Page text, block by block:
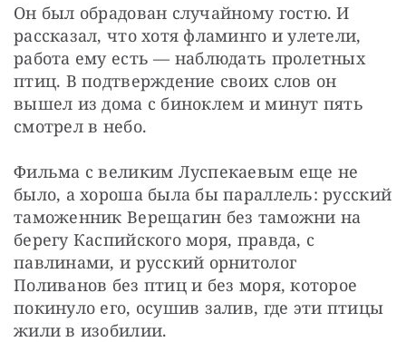
Он был обрадован случайному гостю. И
рассказал, что хотя фламинго и улетели,
работа ему есть — наблюдать пролетных
птиц. В подтверждение своих слов он
вышел из дома с биноклем и минут пять
смотрел в небо.
Фильма с великим Луспекаевым еще не
было, а хороша была бы параллель: русский
таможенник Верещагин без таможни на
берегу Каспийского моря, правда, с
павлинами, и русский орнитолог
Поливанов без птиц и без моря, которое
покинуло его, осушив залив, где эти птицы
жили в изобилии.